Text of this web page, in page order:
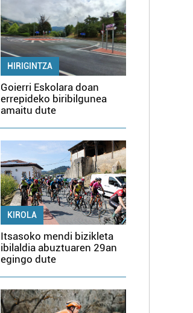
HIRIGINTZA
Goierri Eskolara doan
errepideko biribilgunea
amaitu dute
KIROLA
Itsasoko mendi bizikleta
ibilaldia abuztuaren 29an
egingo dute